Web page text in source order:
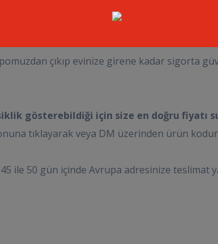
🇫🇷 Fransa, 🇨🇭
çıkıp evinize girene kadar sigorta
gösterebildiği için size en doğru fiyatı
tıklayarak veya DM üzerinden ürün
ile 50 gün içinde Avrupa adresinize teslimat